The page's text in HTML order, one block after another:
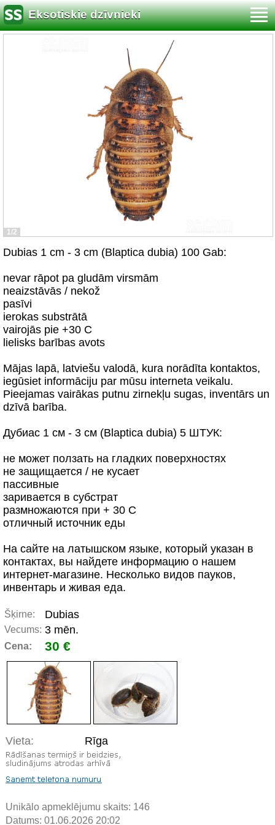
Eksotiskie dzīvnieki
1/2
Dubias 1 cm - 3 cm (Blaptica dubia) 100 Gab:
nevar rāpot pa gludām virsmām
neaizstāvās / nekož
pasīvi
ierokas substrātā
vairojās pie +30 C
lielisks barības avots
Mājas lapā, latviešu valodā, kura norādīta kontaktos,
iegūsiet informāciju par mūsu interneta veikalu.
Pieejamas vairākas putnu zirnekļu sugas, inventārs un
dzīvā barība.
Дубиас 1 см - 3 см (Blaptica dubia) 5 ШТУК:
не может ползать на гладких поверхностях
не защищается / не кусает
пассивные
заривается в субстрат
размножаются при + 30 C
отличный источник еды
На сайте на латышском языке, который указан в
контактах, вы найдете информацию о нашем
интернет-магазине. Несколько видов пауков,
инвентарь и живая еда.
Šķirne: Dubias
Vecums: 3 mēn.
Cena: 30 €
Vieta: Rīga
Unikālo apmeklējumu skaits: 146
Datums: 01.06.2026 20:02